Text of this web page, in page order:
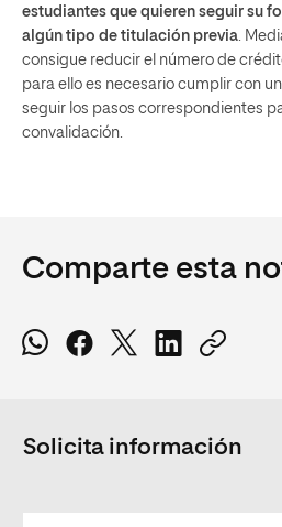
estudiantes que quieren seguir su
algún tipo de titulación previa .
consigue reducir el número de
para ello es necesario cumplir con
seguir los pasos correspondientes
convalidación.
Comparte esta
Solicita información